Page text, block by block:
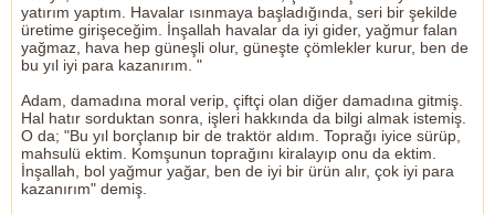
yatırım yaptım. Havalar ısınmaya başladığında, seri bir şekilde
üretime girişeceğim. İnşallah havalar da iyi gider, yağmur falan
yağmaz, hava hep güneşli olur, güneşte çömlekler kurur, ben de
bu yıl iyi para kazanırım. "
Adam, damadına moral verip, çiftçi olan diğer damadına gitmiş.
Hal hatır sorduktan sonra, işleri hakkında da bilgi almak istemiş.
O da; "Bu yıl borçlanıp bir de traktör aldım. Toprağı iyice sürüp,
mahsulü ektim. Komşunun toprağını kiralayıp onu da ektim.
İnşallah, bol yağmur yağar, ben de iyi bir ürün alır, çok iyi para
kazanırım" demiş.